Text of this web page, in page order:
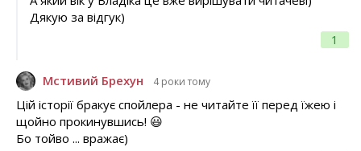
1
Дякую за відгук)
Мстивий Брехун 4 роки тому
Цій історії бракує спойлера - не читайте її перед їжею і
щойно прокинувшись! 😃
Бо тойво ... вражає)